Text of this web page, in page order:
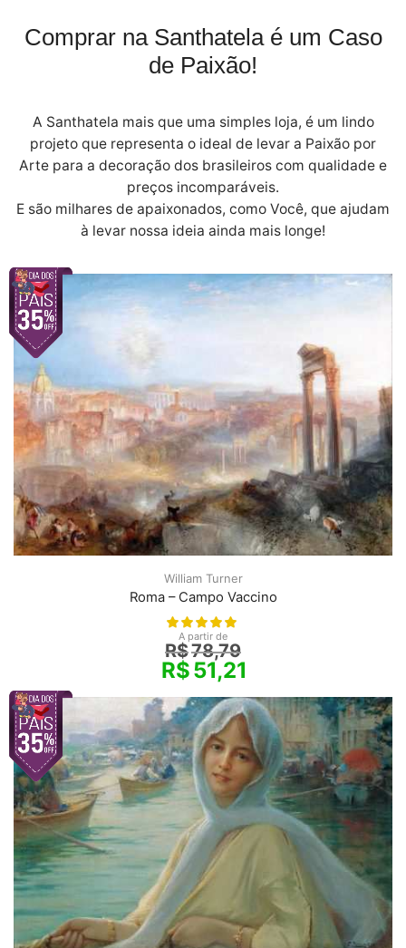
Comprar na Santhatela é um Caso
de Paixão!
A Santhatela mais que uma simples loja, é um lindo
projeto que representa o ideal de levar a Paixão por
Arte para a decoração dos brasileiros com qualidade e
preços incomparáveis.
E são milhares de apaixonados, como Você, que ajudam
à levar nossa ideia ainda mais longe!
William Turner
Roma – Campo Vaccino
A partir de
R$78,79
R$51,21